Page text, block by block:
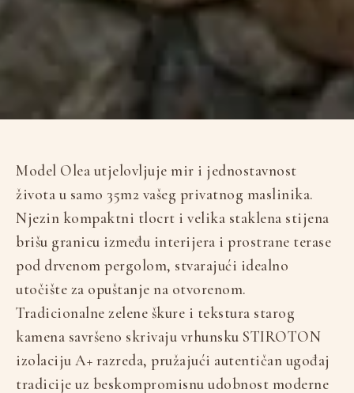
Model Olea utjelovljuje mir i jednostavnost
života u samo 35m2 vašeg privatnog maslinika.
Njezin kompaktni tlocrt i velika staklena stijena
brišu granicu između interijera i prostrane terase
pod drvenom pergolom, stvarajući idealno
utočište za opuštanje na otvorenom.
Tradicionalne zelene škure i tekstura starog
kamena savršeno skrivaju vrhunsku STIROTON
izolaciju A+ razreda, pružajući autentičan ugođaj
tradicije uz beskompromisnu udobnost moderne